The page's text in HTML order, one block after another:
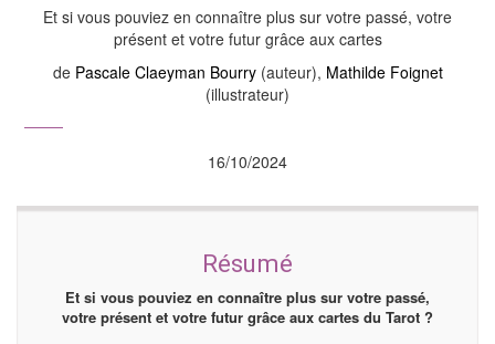
Et si vous pouviez en connaître plus sur votre passé, votre
présent et votre futur grâce aux cartes
de Pascale Claeyman Bourry(auteur), Mathilde Foignet
(illustrateur)
16/10/2024
Résumé
Et si vous pouviez en connaître plus sur votre passé,
votre présent et votre futur grâce aux cartes du Tarot ?